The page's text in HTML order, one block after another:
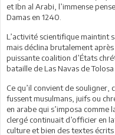
et Ibn al Arabi, l’immense
Damas en 1240.
L’activité scientifique maintint
mais déclina brutalement
puissante coalition d’États
bataille de Las Navas de
Ce qu’il convient de souligner,
fussent musulmans, juifs ou
en arabe qui s’imposa comme
clergé continuait d’officier en
culture et bien des textes